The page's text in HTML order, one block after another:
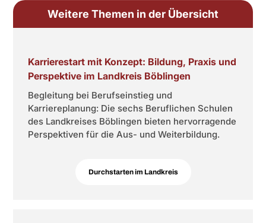
Weitere Themen in der Übersicht
Karrierestart mit Konzept: Bildung, Praxis und
Perspektive im Landkreis Böblingen
Begleitung bei Berufseinstieg und
Karriereplanung: Die sechs Beruflichen Schulen
des Landkreises Böblingen bieten hervorragende
Perspektiven für die Aus- und Weiterbildung.
Durchstarten im Landkreis